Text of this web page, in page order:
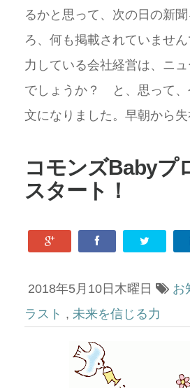
るかと思って、次の日の新
ろ、何も掲載されていませ
力している会社経営は、ニ
でしょうか？ と、思って、
文になりました。早朝から失
コモンズBabyプ
スタート！
2018年5月10日木曜日 お
ラスト , 未来を信じる力